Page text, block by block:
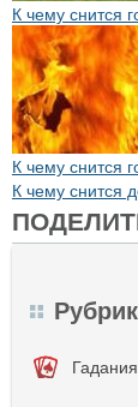
К чему снится
К чему снится
К чему снится
Гадания